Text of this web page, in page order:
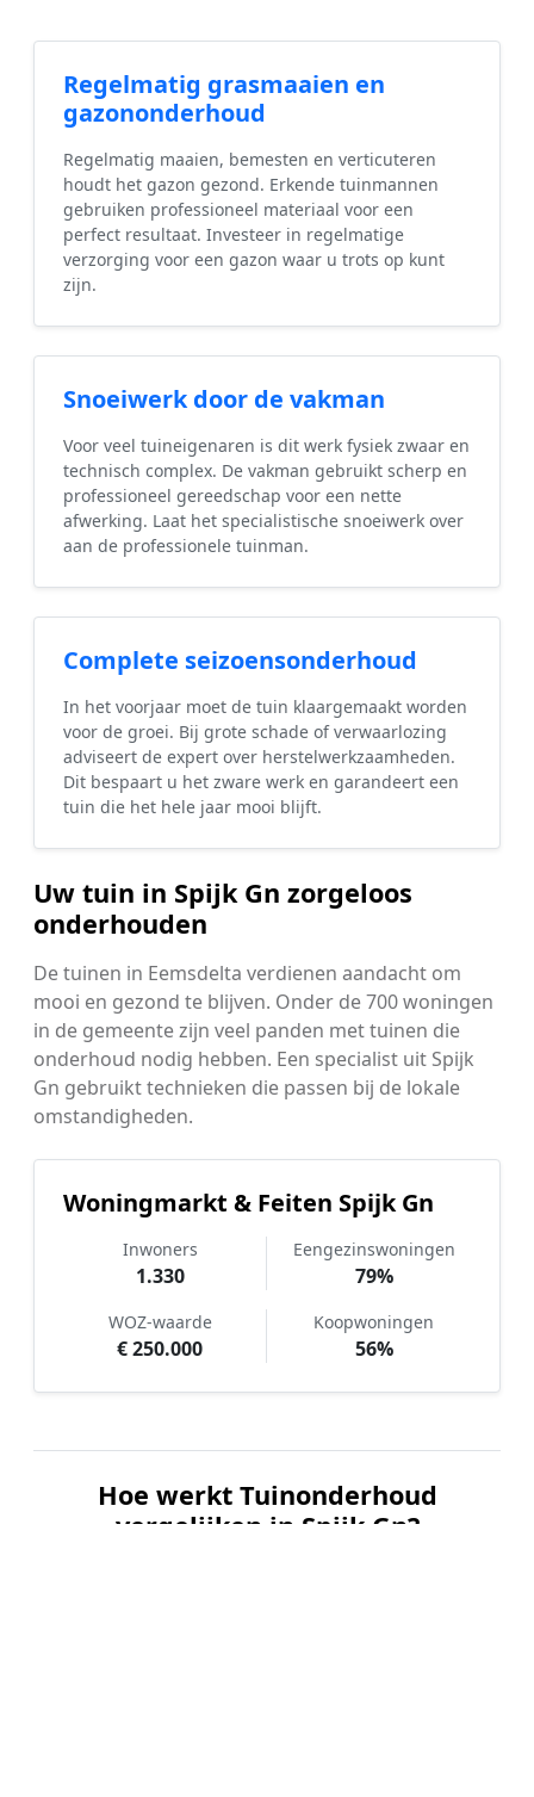
Regelmatig grasmaaien en
gazononderhoud
Regelmatig maaien, bemesten en verticuteren
houdt het gazon gezond. Erkende tuinmannen
gebruiken professioneel materiaal voor een
perfect resultaat. Investeer in regelmatige
verzorging voor een gazon waar u trots op kunt
zijn.
Snoeiwerk door de vakman
Voor veel tuineigenaren is dit werk fysiek zwaar en
technisch complex. De vakman gebruikt scherp en
professioneel gereedschap voor een nette
afwerking. Laat het specialistische snoeiwerk over
aan de professionele tuinman.
Complete seizoensonderhoud
In het voorjaar moet de tuin klaargemaakt worden
voor de groei. Bij grote schade of verwaarlozing
adviseert de expert over herstelwerkzaamheden.
Dit bespaart u het zware werk en garandeert een
tuin die het hele jaar mooi blijft.
Uw tuin in Spijk Gn zorgeloos
onderhouden
De tuinen in Eemsdelta verdienen aandacht om
mooi en gezond te blijven. Onder de 700 woningen
in de gemeente zijn veel panden met tuinen die
onderhoud nodig hebben. Een specialist uit Spijk
Gn gebruikt technieken die passen bij de lokale
omstandigheden.
Woningmarkt & Feiten Spijk Gn
Inwoners
1.330
Eengezinswoningen
79%
WOZ-waarde
€ 250.000
Koopwoningen
56%
Hoe werkt Tuinonderhoud
vergelijken in Spijk Gn?